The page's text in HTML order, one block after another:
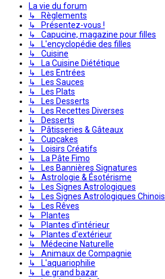
La vie du forum
↳ Règlements
↳ Présentez-vous !
↳ Capucine, magazine pour filles
↳ L'encyclopédie des filles
↳ Cuisine
↳ La Cuisine Diététique
↳ Les Entrées
↳ Les Sauces
↳ Les Plats
↳ Les Desserts
↳ Les Recettes Diverses
↳ Desserts
↳ Pâtisseries & Gâteaux
↳ Cupcakes
↳ Loisirs Créatifs
↳ La Pâte Fimo
↳ Les Bannières Signatures
↳ Astrologie & Ésotérisme
↳ Les Signes Astrologiques
↳ Les Signes Astrologiques Chinois
↳ Les Rêves
↳ Plantes
↳ Plantes d'intérieur
↳ Plantes d'extérieur
↳ Médecine Naturelle
↳ Animaux de Compagnie
↳ L'aquariophilie
↳ Le grand bazar